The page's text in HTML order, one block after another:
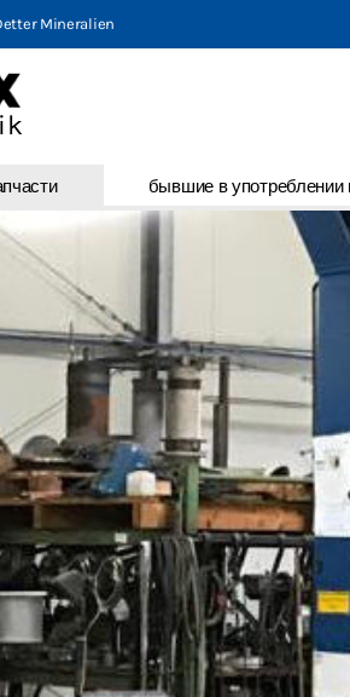
Mineralien
бывшие в
E-MTS
MTS-V2
MLS 200
Сервис & Запчасти
бывшие в употреблении
Продукт просеивания -
Контакт
Deutsch
English